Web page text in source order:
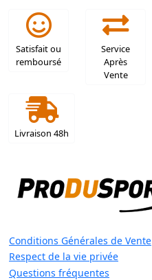
Satisfait ou
remboursé
Service
Après
Vente
Livraison 48h
Conditions Générales de Vente
Respect de la vie privée
Questions fréquentes